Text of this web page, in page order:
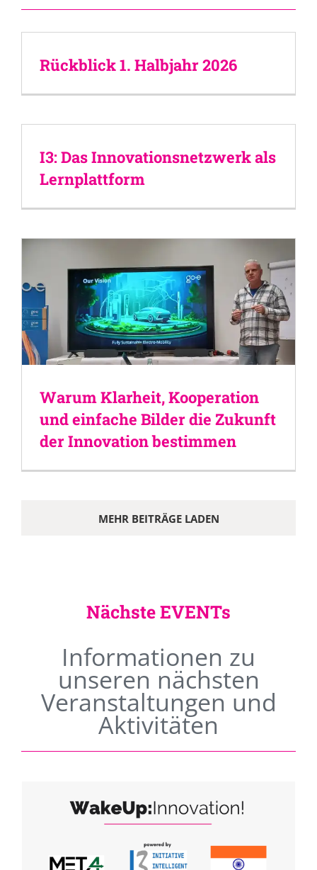
Rückblick 1. Halbjahr 2026
I3: Das Innovationsnetzwerk als
Lernplattform
Warum Klarheit, Kooperation
und einfache Bilder die Zukunft
der Innovation bestimmen
MEHR BEITRÄGE LADEN
Nächste EVENTs
Informationen zu
unseren nächsten
Veranstaltungen und
Aktivitäten